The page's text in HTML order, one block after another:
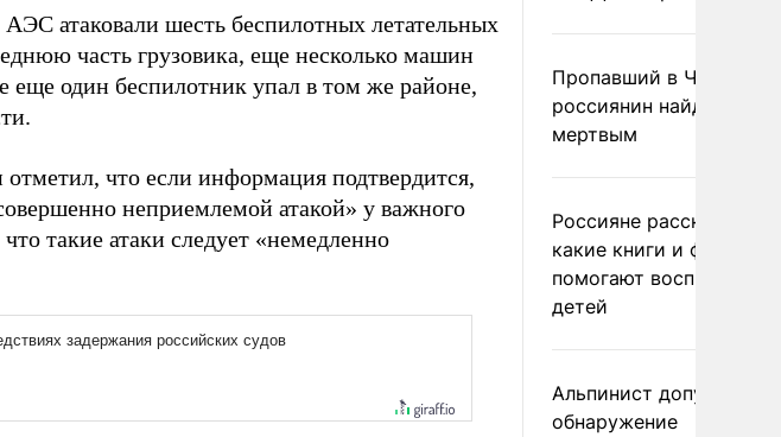
атаковали шесть беспилотных летательных
часть грузовика, еще несколько машин
еще один беспилотник упал в том же районе,
что если информация подтвердится,
неприемлемой атакой» у важного
такие атаки следует «немедленно
Пропавший в
россиянин найден
мертвым
Россияне рассказали,
какие книги и фильмы
помогают воспитывать
детей
Альпинист допустил
обнаружение